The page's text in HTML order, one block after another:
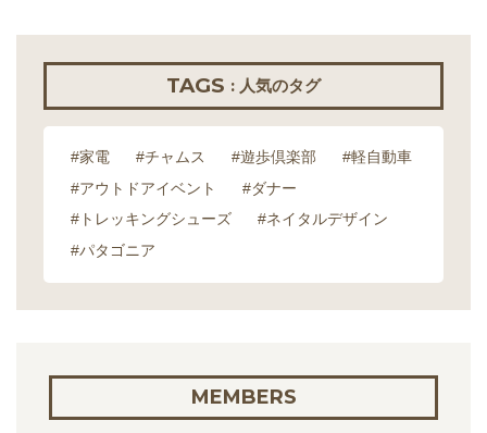
TAGS : 人気のタグ
#家電 #チャムス #遊歩倶楽部
#軽自動車
#アウトドアイベント
#ダナー
#トレッキングシューズ
#ネイタルデザイン
#パタゴニア
MEMBERS